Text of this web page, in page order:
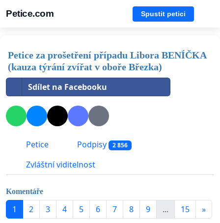
Petice.com Spustit petici
Petice za prošetření případu Libora BENÍČKA
(kauza týrání zvířat v oboře Březka)
Sdílet na Facebooku
Petice Podpisy 2 856
Zvláštní viditelnost
Komentáře
1 2 3 4 5 6 7 8 9 ... 15 »